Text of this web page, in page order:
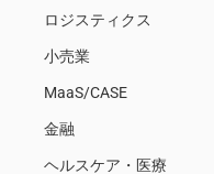
ロジスティクス
小売業
MaaS/CASE
金融
ヘルスケア・医療